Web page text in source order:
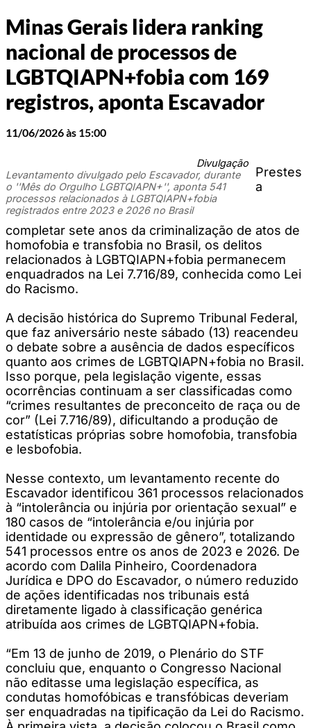
Minas Gerais lidera ranking
nacional de processos de
LGBTQIAPN+fobia com 169
registros, aponta Escavador
11/06/2026 às 15:00
Divulgação
Levantamento divulgado pelo Escavador, durante
o ''Mês do Orgulho LGBTQIAPN+'', aponta 541
processos relacionados à LGBTQIAPN+fobia
registrados entre 2023 e 2026 no Brasil
Prestes
a
completar sete anos da criminalização de atos de
homofobia e transfobia no Brasil, os delitos
relacionados à LGBTQIAPN+fobia permanecem
enquadrados na Lei 7.716/89, conhecida como Lei
do Racismo.
A decisão histórica do Supremo Tribunal Federal,
que faz aniversário neste sábado (13) reacendeu
o debate sobre a ausência de dados específicos
quanto aos crimes de LGBTQIAPN+fobia no Brasil.
Isso porque, pela legislação vigente, essas
ocorrências continuam a ser classificadas como
“crimes resultantes de preconceito de raça ou de
cor” (Lei 7.716/89), dificultando a produção de
estatísticas próprias sobre homofobia, transfobia
e lesbofobia.
Nesse contexto, um levantamento recente do
Escavador identificou 361 processos relacionados
à “intolerância ou injúria por orientação sexual” e
180 casos de “intolerância e/ou injúria por
identidade ou expressão de gênero”, totalizando
541 processos entre os anos de 2023 e 2026. De
acordo com Dalila Pinheiro, Coordenadora
Jurídica e DPO do Escavador, o número reduzido
de ações identificadas nos tribunais está
diretamente ligado à classificação genérica
atribuída aos crimes de LGBTQIAPN+fobia.
“Em 13 de junho de 2019, o Plenário do STF
concluiu que, enquanto o Congresso Nacional
não editasse uma legislação específica, as
condutas homofóbicas e transfóbicas deveriam
ser enquadradas na tipificação da Lei do Racismo.